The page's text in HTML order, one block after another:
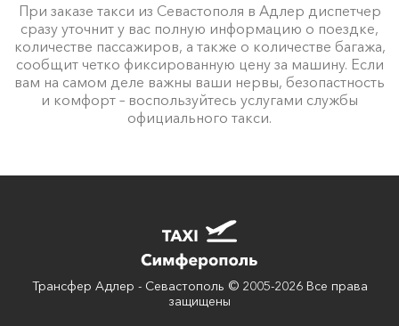
При заказе такси из Севастополя в Адлер диспетчер
сразу уточнит у вас полную информацию о поездке,
количестве пассажиров, а также о количестве багажа,
сообщит четко фиксированную цену за машину. Если
вам на самом деле важны ваши нервы, безопастность
и комфорт – воспользуйтесь услугами службы
официального такси.
Трансфер Адлер - Севастополь © 2005-2026 Все права
защищены